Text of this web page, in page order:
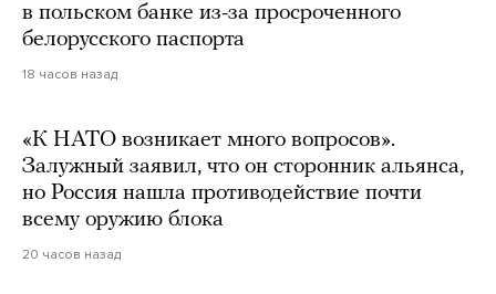
в польском банке из-за просроченного
белорусского паспорта
18 часов назад
«К НАТО возникает много вопросов».
Залужный заявил, что он сторонник альянса,
но Россия нашла противодействие почти
всему оружию блока
20 часов назад